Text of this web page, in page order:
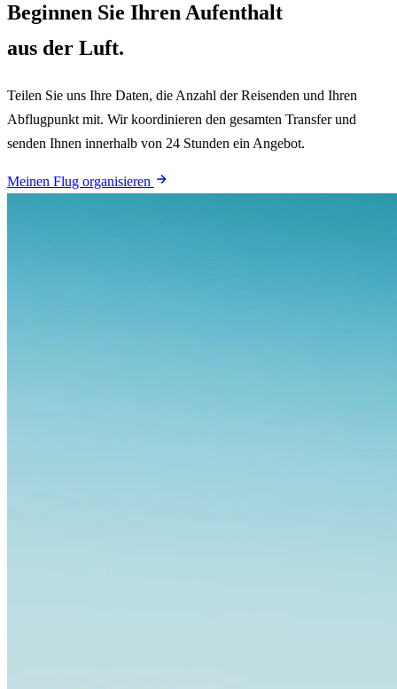
Beginnen Sie Ihren Aufenthalt
aus der Luft.
Teilen Sie uns Ihre Daten, die Anzahl der Reisenden und Ihren
Abflugpunkt mit. Wir koordinieren den gesamten Transfer und
senden Ihnen innerhalb von 24 Stunden ein Angebot.
Meinen Flug organisieren